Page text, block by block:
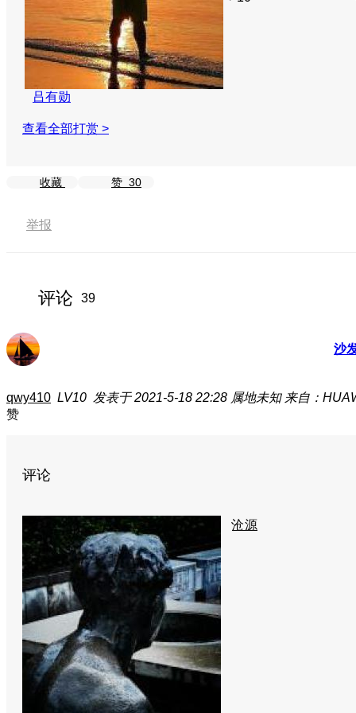
吕有勋
查看全部打赏 >
收藏 赞 30
举报
评论 39
沙
qwy410 LV10 发表于 2021-5-18 22:28 属地未知 来自：
赞
评论
沧源